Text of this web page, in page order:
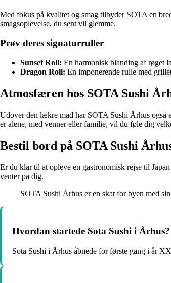
Med fokus på kvalitet og smag tilbyder SOTA en
smagsoplevelse, du sent vil glemme.
Prøv deres signaturruller
Sunset Roll: En harmonisk blanding af røget
Dragon Roll: En imponerende rulle med
Atmosfæren hos SOTA Sushi
Udover den lækre mad har SOTA Sushi Århus også
er alene, med venner eller familie, vil du føle dig
Bestil bord på SOTA Sushi
Er du klar til at opleve en gastronomisk rejse til
venter på dig.
SOTA Sushi Århus er en skat for byen med
Hvordan startede Sota Sushi i Århus?
Sota Sushi i Århus åbnede for første gang i år